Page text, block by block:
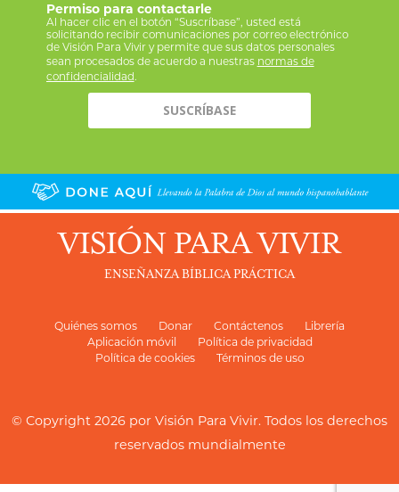
Permiso para contactarle
Al hacer clic en el botón “Suscríbase”, usted está
solicitando recibir comunicaciones por correo electrónico
de Visión Para Vivir y permite que sus datos personales
sean procesados de acuerdo a nuestras normas de
confidencialidad.
VISIÓN PARA VIVIR
ENSEÑANZA BÍBLICA PRÁCTICA
Quiénes somos Donar Contáctenos
Librería
Aplicación móvil
Política de privacidad
Política de cookies
Términos de uso
© Copyright 2026 por Visión Para Vivir. Todos los derechos
reservados mundialmente